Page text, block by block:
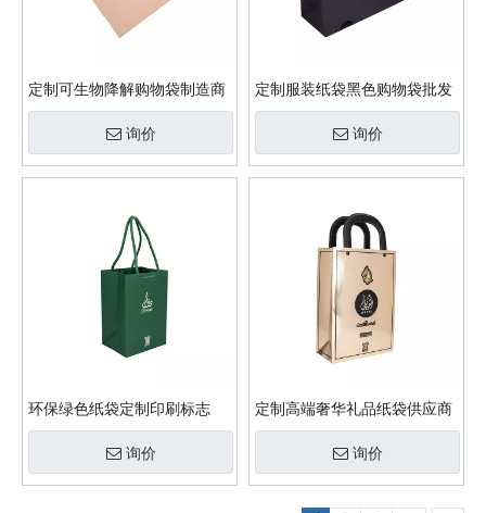
定制可生物降解购物袋制造商
询价
定制服装纸袋黑色购物袋批发
询价
环保绿色纸袋定制印刷标志
询价
定制高端奢华礼品纸袋供应商
询价